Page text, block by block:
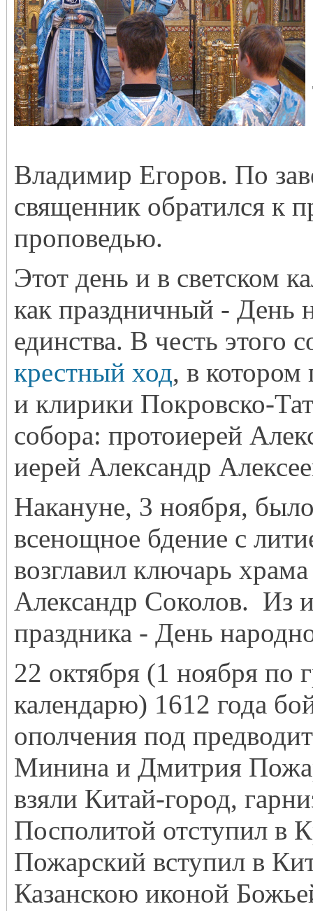
Владимир Егоров. По
священник обратился к
проповедью.
Этот день и в светском
как праздничный - День
единства. В честь этого
крестный ход, в котором
и клирики Покровско-
собора: протоиерей
иерей Александр
Накануне, 3 ноября,
всенощное бдение с
возглавил ключарь
Александр Соколов. Из
праздника - День
22 октября (1 ноября по
календарю) 1612 года
ополчения под
Минина и Дмитрия
взяли Китай-город,
Посполитой отступил в
Пожарский вступил в
Казанскою иконой